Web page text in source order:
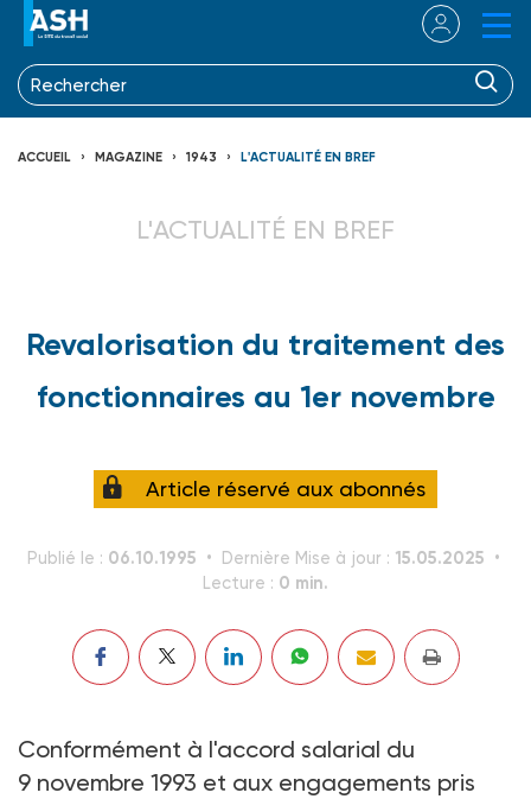
ACCUEIL MAGAZINE 1943 L'ACTUALITÉ EN BREF
L'ACTUALITÉ EN BREF
Revalorisation du traitement des
fonctionnaires au 1er novembre
Article réservé aux abonnés
Publié le : 06.10.1995 Dernière Mise à jour : 15.05.2025
Lecture : 0 min.
Conformément à l'accord salarial du
9 novembre 1993 et aux engagements pris